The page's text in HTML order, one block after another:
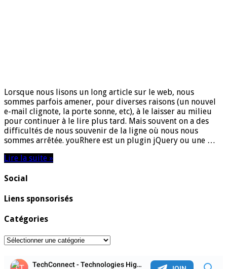
Lorsque nous lisons un long article sur le web, nous
sommes parfois amener, pour diverses raisons (un nouvel
e-mail clignote, la porte sonne, etc), à le laisser au milieu
pour continuer à le lire plus tard. Mais souvent on a des
difficultés de nous souvenir de la ligne où nous nous
sommes arrêtée. youRhere est un plugin jQuery ou une …
Lire la suite »
Social
Liens sponsorisés
Catégories
Catégories